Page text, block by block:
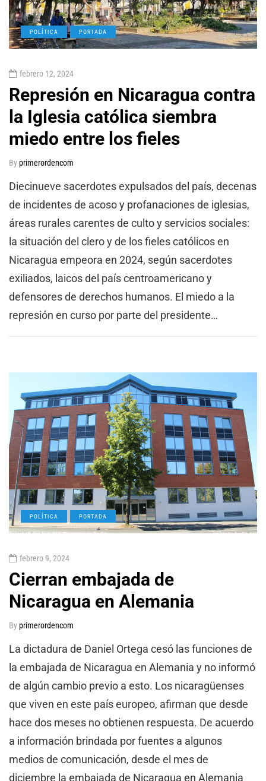
POLÍTICA PORTADA
febrero 12, 2024
Represión en Nicaragua contra
la Iglesia católica siembra
miedo entre los fieles
Byprimerordencom
Diecinueve sacerdotes expulsados del país, decenas
de incidentes de acoso y profanaciones de iglesias,
áreas rurales carentes de culto y servicios sociales:
la situación del clero y de los fieles católicos en
Nicaragua empeora en 2024, según sacerdotes
exiliados, laicos del país centroamericano y
defensores de derechos humanos. El miedo a la
represión en curso por parte del presidente…
POLÍTICA PORTADA
febrero 9, 2024
Cierran embajada de
Nicaragua en Alemania
Byprimerordencom
La dictadura de Daniel Ortega cesó las funciones de
la embajada de Nicaragua en Alemania y no informó
de algún cambio previo a esto. Los nicaragüenses
que viven en este país europeo, afirman que desde
hace dos meses no obtienen respuesta. De acuerdo
a información brindada por fuentes a algunos
medios de comunicación, desde el mes de
diciembre la embajada de Nicaragua en Alemania